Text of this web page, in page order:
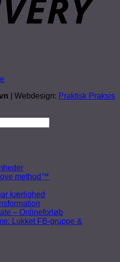
| Webdesign: Praktisk Praksis
method™
kærlighed
– Onlineforløb
Lukket FB-gruppe &